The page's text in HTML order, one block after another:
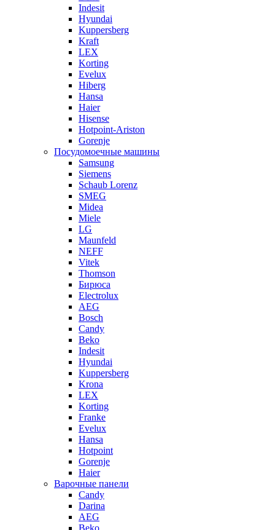
Indesit
Hyundai
Kuppersberg
Kraft
LEX
Korting
Evelux
Hiberg
Hansa
Haier
Hisense
Hotpoint-Ariston
Gorenje
Посудомоечные машины
Samsung
Siemens
Schaub Lorenz
SMEG
Midea
Miele
LG
Maunfeld
NEFF
Vitek
Thomson
Бирюса
Electrolux
AEG
Bosch
Candy
Beko
Indesit
Hyundai
Kuppersberg
Krona
LEX
Korting
Franke
Evelux
Hansa
Hotpoint
Gorenje
Haier
Варочные панели
Candy
Darina
AEG